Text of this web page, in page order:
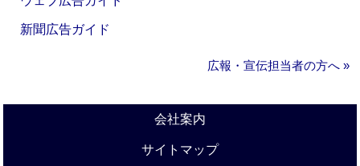
新聞広告ガイド
広報・宣伝担当者の方へ »
会社案内
サイトマップ